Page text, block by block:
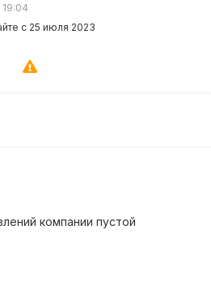
с 25 июля 2023
компании пустой